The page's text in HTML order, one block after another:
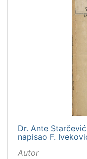
Dr. Ante
napisao F.
Autor